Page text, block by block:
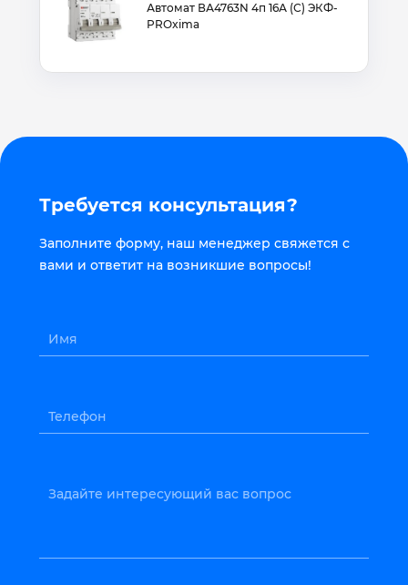
Автомат ВА4763N 4п 16А (С) ЭКФ-
PROxima
Требуется консультация?
Заполните форму, наш менеджер свяжется с
вами и ответит на возникшие вопросы!
Имя
Телефон
Задайте интересующий вас вопрос